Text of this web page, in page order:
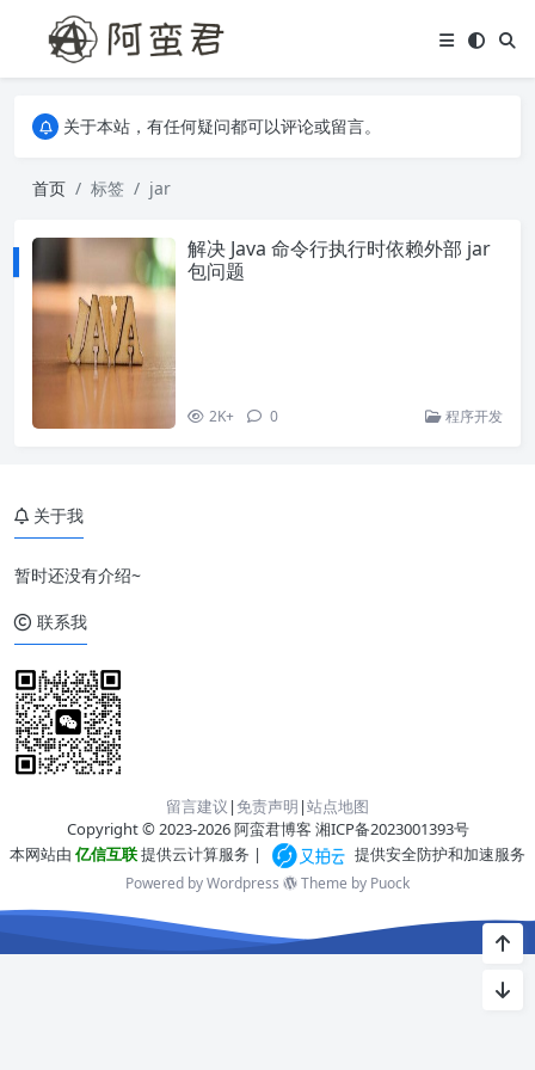
关于本站，有任何疑问都可以评论或留言。
关于本站，有任何疑问都可以评论或留言。
首页
标签 jar
解决 Java 命令行执行时依赖外部 jar
包问题
2K+ 0 程序开发
关于我
暂时还没有介绍~
联系我
留言建议 |免责声明 |站点地图
Copyright © 2023-2026 阿蛮君博客 湘ICP备2023001393号
本网站由 亿信互联提供云计算服务 | 提供安全防护和加速服务
Powered by Wordpress Theme by Puock